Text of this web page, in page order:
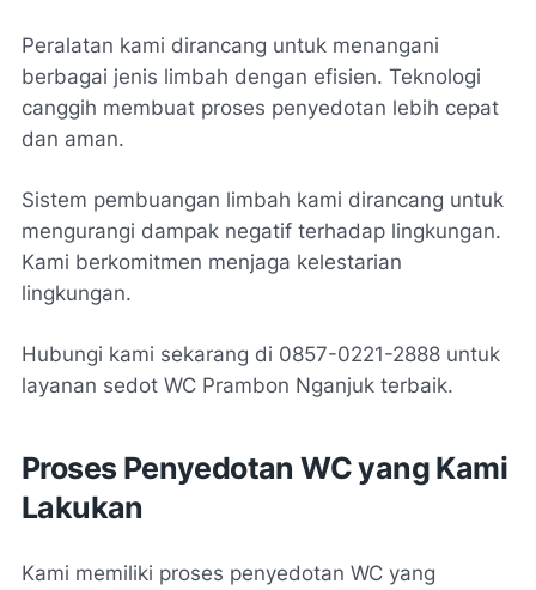
Peralatan kami dirancang untuk menangani
berbagai jenis limbah dengan efisien. Teknologi
canggih membuat proses penyedotan lebih cepat
dan aman.
Sistem pembuangan limbah kami dirancang untuk
mengurangi dampak negatif terhadap lingkungan.
Kami berkomitmen menjaga kelestarian
lingkungan.
Hubungi kami sekarang di 0857-0221-2888 untuk
layanan sedot WC Prambon Nganjuk terbaik.
Proses Penyedotan WC yang Kami
Lakukan
Kami memiliki proses penyedotan WC yang